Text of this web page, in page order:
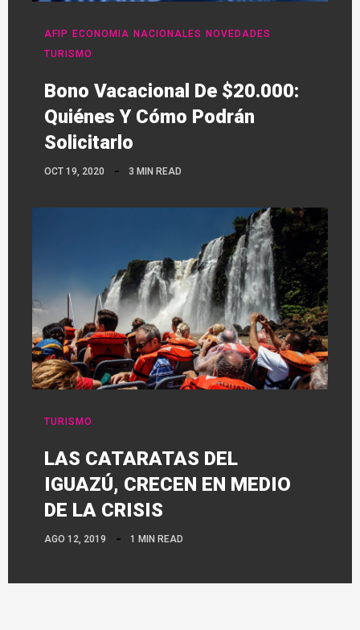
AFIP ECONOMIA NACIONALES
NOVEDADES
TURISMO
Bono Vacacional De $20.000:
Quiénes Y Cómo Podrán
Solicitarlo
OCT 19, 2020 3 MIN READ
TURISMO
LAS CATARATAS DEL
IGUAZÚ, CRECEN EN MEDIO
DE LA CRISIS
AGO 12, 2019 1 MIN READ